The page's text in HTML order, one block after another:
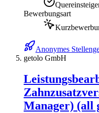
Bewerbungsart
Anonymes
getolo GmbH
Manager) (all